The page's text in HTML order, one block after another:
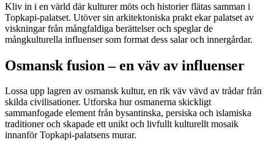
Kliv in i en värld där kulturer möts och historier flätas samman i
Topkapi-palatset. Utöver sin arkitektoniska prakt ekar palatset av
viskningar från mångfaldiga berättelser och speglar de
mångkulturella influenser som format dess salar och innergårdar.
Osmansk fusion – en väv av influenser
Lossa upp lagren av osmansk kultur, en rik väv vävd av trådar från
skilda civilisationer. Utforska hur osmanerna skickligt
sammanfogade element från bysantinska, persiska och islamiska
traditioner och skapade ett unikt och livfullt kulturellt mosaik
innanför Topkapi-palatsens murar.